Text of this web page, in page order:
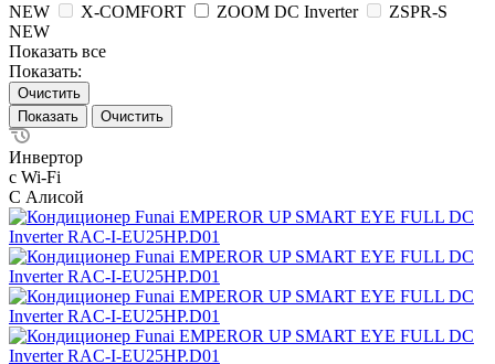
NEW
X-COMFORT ZOOM DC Inverter
ZSPR-S
NEW
Показать все
Показать:
Очистить
Очистить
Инвертор
с Wi-Fi
С Алисой